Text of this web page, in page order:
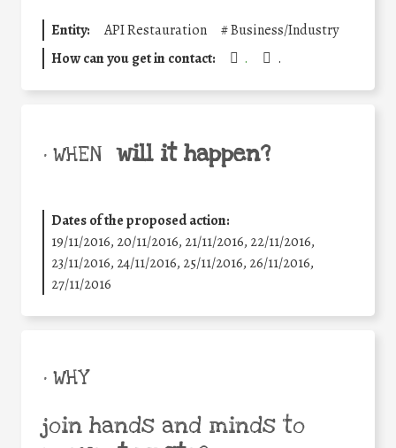
Entity: API Restauration #Business/Industry
How can you get in contact:
. .
• WHEN will it happen?
Dates of the proposed action:
19/11/2016, 20/11/2016, 21/11/2016, 22/11/2016,
23/11/2016, 24/11/2016, 25/11/2016, 26/11/2016,
27/11/2016
• WHY
join hands and minds to